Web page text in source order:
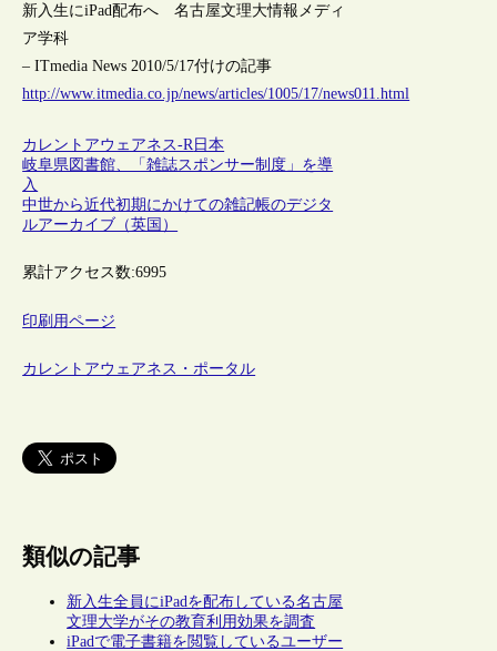
新入生にiPad配布へ 名古屋文理大情報メディ
ア学科
– ITmedia News 2010/5/17付けの記事
http://www.itmedia.co.jp/news/articles/1005/17/news011.html
カレントアウェアネス-R日本
岐阜県図書館、「雑誌スポンサー制度」を導
入
中世から近代初期にかけての雑記帳のデジタ
ルアーカイブ（英国）
累計アクセス数:6995
印刷用ページ
カレントアウェアネス・ポータル
類似の記事
新入生全員にiPadを配布している名古屋
文理大学がその教育利用効果を調査
iPadで電子書籍を閲覧しているユーザー